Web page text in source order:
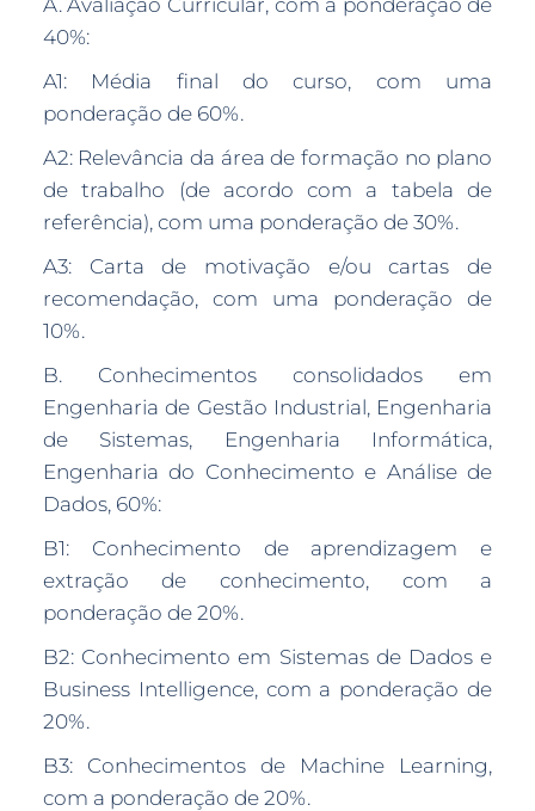
A. Avaliação Curricular, com a ponderação de
40%:
A1: Média final do curso, com uma
ponderação de 60%.
A2: Relevância da área de formação no plano
de trabalho (de acordo com a tabela de
referência), com uma ponderação de 30%.
A3: Carta de motivação e/ou cartas de
recomendação, com uma ponderação de
10%.
B. Conhecimentos consolidados em
Engenharia de Gestão Industrial, Engenharia
de Sistemas, Engenharia Informática,
Engenharia do Conhecimento e Análise de
Dados, 60%:
B1: Conhecimento de aprendizagem e
extração de conhecimento, com a
ponderação de 20%.
B2: Conhecimento em Sistemas de Dados e
Business Intelligence, com a ponderação de
20%.
B3: Conhecimentos de Machine Learning,
com a ponderação de 20%.